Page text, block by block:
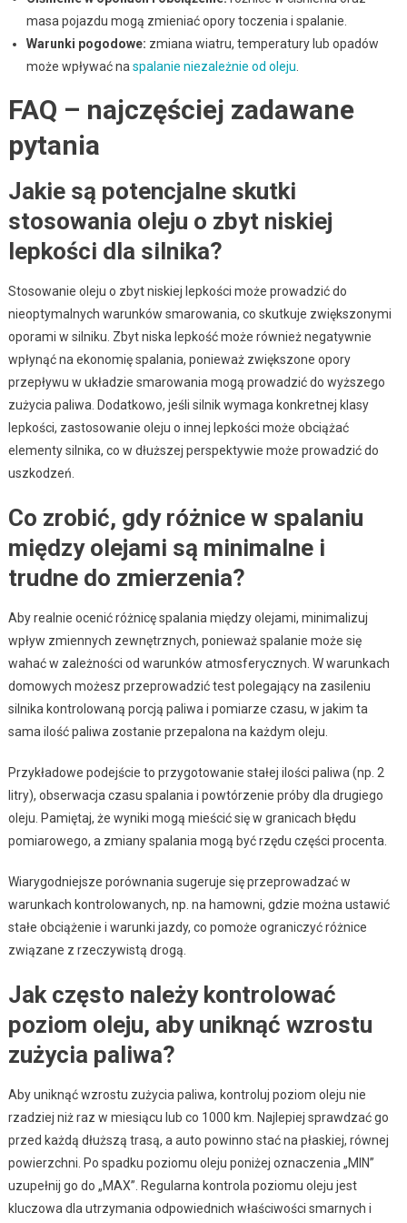
masa pojazdu mogą zmieniać opory toczenia i spalanie.
Warunki pogodowe: zmiana wiatru, temperatury lub opadów
może wpływać na spalanie niezależnie od oleju
FAQ – najczęściej zadawane
pytania
Jakie są potencjalne skutki
stosowania oleju o zbyt niskiej
lepkości dla silnika?
Stosowanie oleju o zbyt niskiej lepkości może prowadzić do
nieoptymalnych warunków smarowania, co skutkuje zwiększonymi
oporami w silniku. Zbyt niska lepkość może również negatywnie
wpłynąć na ekonomię spalania, ponieważ zwiększone opory
przepływu w układzie smarowania mogą prowadzić do wyższego
zużycia paliwa. Dodatkowo, jeśli silnik wymaga konkretnej klasy
lepkości, zastosowanie oleju o innej lepkości może obciążać
elementy silnika, co w dłuższej perspektywie może prowadzić do
uszkodzeń.
Co zrobić, gdy różnice w spalaniu
między olejami są minimalne i
trudne do zmierzenia?
Aby realnie ocenić różnicę spalania między olejami, minimalizuj
wpływ zmiennych zewnętrznych, ponieważ spalanie może się
wahać w zależności od warunków atmosferycznych. W warunkach
domowych możesz przeprowadzić test polegający na zasileniu
silnika kontrolowaną porcją paliwa i pomiarze czasu, w jakim ta
sama ilość paliwa zostanie przepalona na każdym oleju.
Przykładowe podejście to przygotowanie stałej ilości paliwa (np. 2
litry), obserwacja czasu spalania i powtórzenie próby dla drugiego
oleju. Pamiętaj, że wyniki mogą mieścić się w granicach błędu
pomiarowego, a zmiany spalania mogą być rzędu części procenta.
Wiarygodniejsze porównania sugeruje się przeprowadzać w
warunkach kontrolowanych, np. na hamowni, gdzie można ustawić
stałe obciążenie i warunki jazdy, co pomoże ograniczyć różnice
związane z rzeczywistą drogą.
Jak często należy kontrolować
poziom oleju, aby uniknąć wzrostu
zużycia paliwa?
Aby uniknąć wzrostu zużycia paliwa, kontroluj poziom oleju nie
rzadziej niż raz w miesiącu lub co 1000 km. Najlepiej sprawdzać go
przed każdą dłuższą trasą, a auto powinno stać na płaskiej, równej
powierzchni. Po spadku poziomu oleju poniżej oznaczenia „MIN”
uzupełnij go do „MAX”. Regularna kontrola poziomu oleju jest
kluczowa dla utrzymania odpowiednich właściwości smarnych i